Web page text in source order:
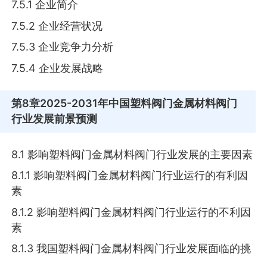
7.5.1 企业简介
7.5.2 企业经营状况
7.5.3 企业竞争力分析
7.5.4 企业发展战略
第8章2025-2031年中国塑料阀门金属材料阀门
行业发展前景预测
8.1 影响塑料阀门金属材料阀门行业发展的主要因素
8.1.1 影响塑料阀门金属材料阀门行业运行的有利因
素
8.1.2 影响塑料阀门金属材料阀门行业运行的不利因
素
8.1.3 我国塑料阀门金属材料阀门行业发展面临的挑